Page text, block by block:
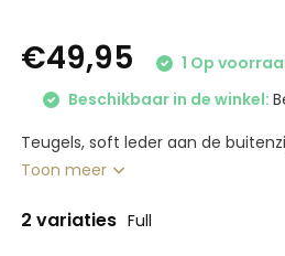
€49,95
1 Op
Beschikbaar in de winkel:
Teugels, soft leder aan de
Toon meer
2 variaties Full